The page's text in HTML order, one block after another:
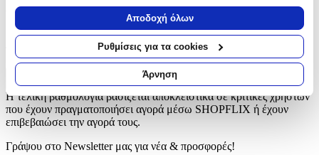
Να συλλέξουμε πληροφορίες σχετικά με τη γεωγραφική
σας τοποθεσία, οι οποίες μπορεί να είναι ακριβείς σε
απόσταση μερικών μέτρων
Να αναγνωρίσουμε τη συσκευή σας σαρώνοντας ενεργά
για συγκεκριμένα χαρακτηριστικά (δακτυλικό αποτύπωμα)
Μάθετε περισσότερα σχετικά με τον τρόπο επεξεργασίας των
προσωπικών σας δεδομένων και καθορίστε τις προτιμήσεις σας
στηνενότητα “Λεπτομέρειες”. Μπορείτε να αλλάξετε ή να
ανακαλέσετε τη συγκατάθεσή σας ανά πάσα στιγμή από τη
Δήλωση Cookies.
Αποδοχή όλων
Ρυθμίσεις για τα cookies
Άρνηση
Αξιολογήσεις
Προς το παρόν δεν υπάρχουν άλλες αξιολογήσεις. Όταν
προστεθούν, θα εμφανιστούν εδώ.
Πώς υπολογίζεται η βαθμολογία
Η τελική βαθμολογία βασίζεται αποκλειστικά σε κριτικές χρηστών
που έχουν πραγματοποιήσει αγορά μέσω SHOPFLIX ή έχουν
επιβεβαιώσει την αγορά τους.
Γράψου στο Νewsletter μας για νέα & προσφορές!